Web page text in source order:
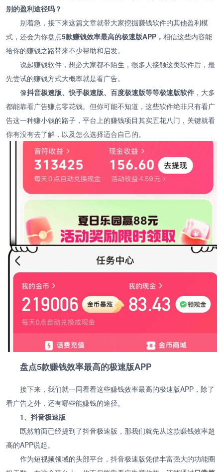
别的盈利途径吗？
别着急，接下来这篇文章就带大家挖掘赚钱软件的其他盈利模
式，还会为你盘点5款赚钱效率最高的极速版APP， 相信这些内容能
给你的赚钱之路带来不少帮助和启发。
说起赚钱软件，想必大家都不陌生，很多人接触这类软件后，最
先尝试的赚钱方式大概率就是看广告。
像抖音极速版、快手极速版、百度极速版等等极速版软件 ，大多
都能靠看广告赚点零花钱。但你可能不知道，这些软件绝非只有看广
告这一种赚小钱的路子，平台上的赚钱项目其实五花八门，关键就看
你有没有去了解，以及怎么选择适合自己的。
盘点5款赚钱效率最高的极速版APP
接下来，我们就一同看看这些赚钱效率最高的极速版APP，除了
看广告之外，还有哪些能赚钱的途径。
1、抖音极速版
既然前面已经提到了抖音极速版，那我们就先从这款赚钱效率超
高的APP说起。
作为短视频领域的头部平台，抖音极速版凭借丰富强大的功能圈